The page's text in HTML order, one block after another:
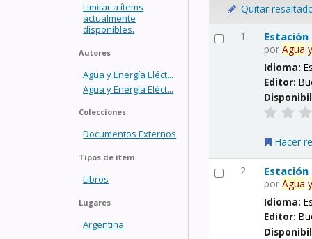
Limitar a ítems
actualmente
disponibles.
Autores
Agua y Energía Eléct...
Agua y Energía Eléct...
Colecciones
Documentos Externos
Tipos de ítem
Libros
Lugares
Argentina
Quitar
1.
porAgua y
Idioma:
Editor:
Hacer
2.
porAgua y
Idioma:
Editor: